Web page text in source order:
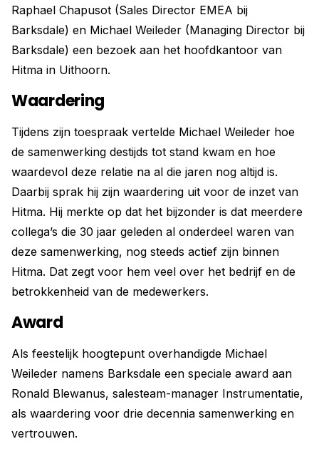
Raphael Chapusot (Sales Director EMEA bij
Barksdale) en Michael Weileder (Managing Director bij
Barksdale) een bezoek aan het hoofdkantoor van
Hitma in Uithoorn.
Waardering
Tijdens zijn toespraak vertelde Michael Weileder hoe
de samenwerking destijds tot stand kwam en hoe
waardevol deze relatie na al die jaren nog altijd is.
Daarbij sprak hij zijn waardering uit voor de inzet van
Hitma. Hij merkte op dat het bijzonder is dat meerdere
collega’s die 30 jaar geleden al onderdeel waren van
deze samenwerking, nog steeds actief zijn binnen
Hitma. Dat zegt voor hem veel over het bedrijf en de
betrokkenheid van de medewerkers.
Award
Als feestelijk hoogtepunt overhandigde Michael
Weileder namens Barksdale een speciale award aan
Ronald Blewanus, salesteam-manager Instrumentatie,
als waardering voor drie decennia samenwerking en
vertrouwen.